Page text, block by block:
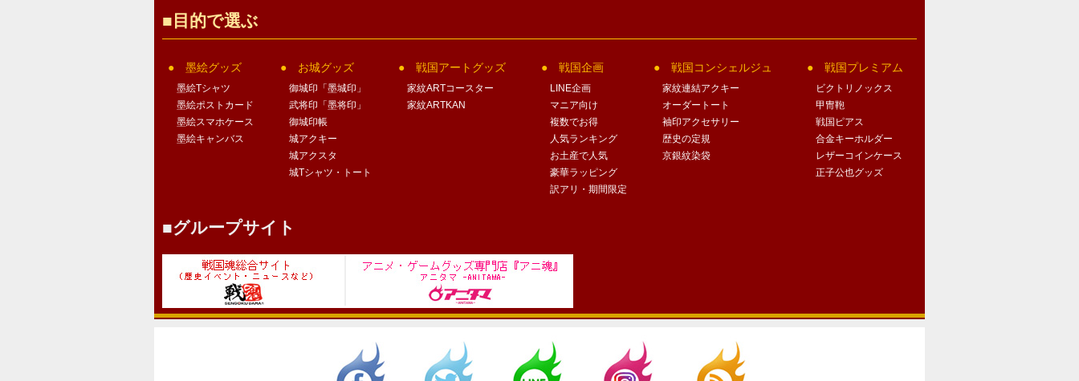
目的で選ぶ
墨絵グッズ
墨絵Tシャツ
墨絵ポストカード
墨絵スマホケース
墨絵キャンバス
お城グッズ
御城印「墨城印」
武将印「墨将印」
御城印帳
城アクキー
城アクスタ
城Tシャツ・トート
戦国アートグッズ
家紋ARTコースター
家紋ARTKAN
戦国企画
LINE企画
マニア向け
複数でお得
人気ランキング
お土産で人気
豪華ラッピング
訳アリ・期間限定
戦国コンシェルジュ
家紋連結アクキー
オーダートート
袖印アクセサリー
歴史の定規
京銀紋染袋
戦国プレミアム
ビクトリノックス
甲冑鞄
戦国ピアス
合金キーホルダー
レザーコインケース
正子公也グッズ
グループサイト